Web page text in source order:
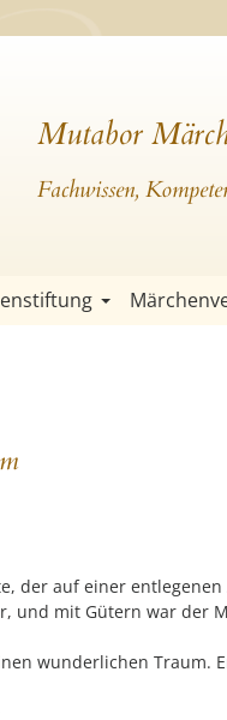
Mutabor
Fachwissen,
der auf einer
und mit Gütern war der
wunderlichen Traum.